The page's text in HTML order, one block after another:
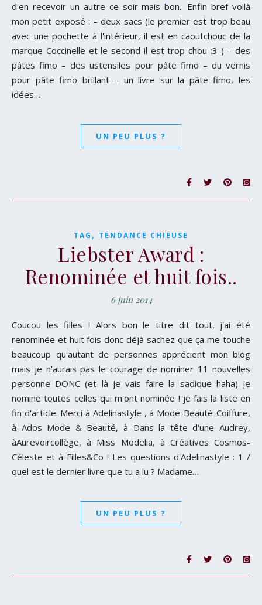
d'en recevoir un autre ce soir mais bon.. Enfin bref voilà
mon petit exposé : – deux sacs (le premier est trop beau
avec une pochette à l'intérieur, il est en caoutchouc de la
marque Coccinelle et le second il est trop chou :3 ) – des
pâtes fimo – des ustensiles pour pâte fimo – du vernis
pour pâte fimo brillant – un livre sur la pâte fimo, les
idées…
UN PEU PLUS ?
TAG , TENDANCE CHIEUSE
Liebster Award :
Renominée et huit fois..
6 juin 2014
Coucou les filles ! Alors bon le titre dit tout, j'ai été
renominée et huit fois donc déjà sachez que ça me touche
beaucoup qu'autant de personnes apprécient mon blog
mais je n'aurais pas le courage de nominer 11 nouvelles
personne DONC (et là je vais faire la sadique haha) je
nomine toutes celles qui m'ont nominée ! je fais la liste en
fin d'article. Merci à Adelinastyle , à Mode-Beauté-Coiffure,
à Ados Mode & Beauté, à Dans la tête d'une Audrey,
àAurevoircollège, à Miss Modelia, à Créatives Cosmos-
Céleste et à Filles&Co ! Les questions d'Adelinastyle : 1 /
quel est le dernier livre que tu a lu ? Madame…
UN PEU PLUS ?